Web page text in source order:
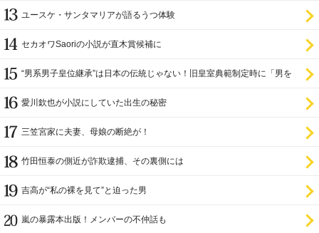
ユースケ・サンタマリアが語るうつ体験
セカオワSaoriの小説が直木賞候補に
“男系男子皇位継承”は日本の伝統じゃない！旧皇室典範制定時に「男を
愛川欽也が小説にしていた出生の秘密
三笠宮家に夫妻、母娘の断絶が！
竹田恒泰の側近が詐欺逮捕、その裏側には
吉高が“私の裸を見て”と迫った男
嵐の暴露本出版！メンバーの不仲話も